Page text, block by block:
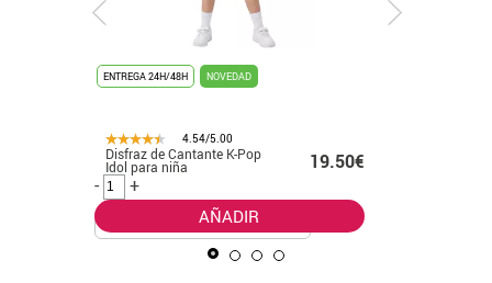
ENTREGA 24H/48H NOVEDAD
4.54/5.00
Disfraz de Cantante K-Pop
Idol para niña
19.50€
-
+
AÑADIR